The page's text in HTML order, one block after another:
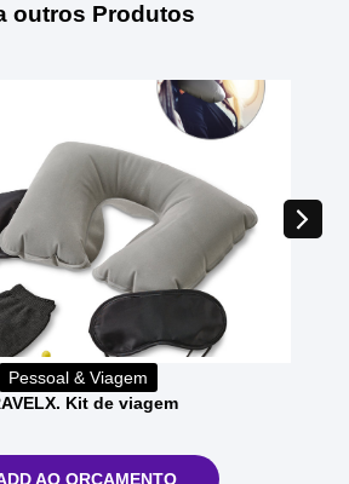
outros Produtos
Pessoal & Viagem
Kit de viagem
AO ORÇAMENTO